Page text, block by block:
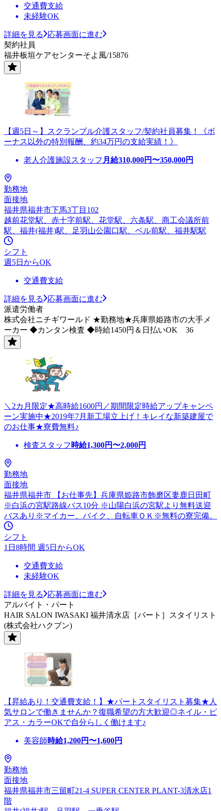
交通費支給
未経験OK
詳細を見る
応募画面に進む
契約社員
福井板垣ケアセンターそよ風/15876
【週5日～】スクランブル介護スタッフ/契約社員募集！《ボ
ーナス以外の特別報酬、約34万円の支給実績！》
老人介護施設スタッフ 月給310,000円〜350,000円
勤務地
面接地
福井県福井市下馬3丁目102
越前花堂駅、赤十字前駅、花堂駅、六条駅、商工会議所前
駅、福井(福井)駅、足羽山公園口駅、ベル前駅、福井駅駅
シフト
週5日からOK
交通費支給
詳細を見る
応募画面に進む
派遣労働者
株式会社ニチギワールド ★勤務地★兵庫県姫路市の大手メ
ーカー ◆カンタン検査 ◆時給1450円＆日払いOK 36
＼2カ月限定★高時給1600円／期間限定時給アップキャンペ
ーン実施中★2019年7月新工場立上げ！キレイな新築建屋で
のお仕事★寮費無料♪
検査スタッフ 時給1,300円〜2,000円
勤務地
面接地
福井県福井市 【お仕事先】兵庫県姫路市飾磨区妻鹿日田町
※白浜の宮駅路線バス10分 ※山陽白浜の宮駅より無料送迎
バスあり※マイカー、バイク、自転車ＯＫ※無料の寮完備。
シフト
1日8時間 週5日からOK
交通費支給
未経験OK
詳細を見る
応募画面に進む
アルバイト・パート
HAIR SALON IWASAKI 福井清水店［パート］スタイリスト
(株式会社ハクブン)
【昇給あり！交通費支給！】★パートスタイリスト募集★人
気サロンで働きませんか？復職希望の方大歓迎◎ネイル・ピ
アス・カラーOKで自分らしく働けます♪
美容師時給1,200円〜1,600円
勤務地
面接地
福井県福井市三留町21-4 SUPER CENTER PLANT-3清水店1
階